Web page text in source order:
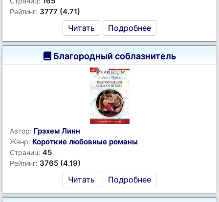
Рейтинг: 3777 (4.71)
Читать Подробнее
Благородный соблазнитель
Автор: Грэхем Линн
Жанр: Короткие любовные романы
Страниц: 45
Рейтинг: 3765 (4.19)
Читать Подробнее